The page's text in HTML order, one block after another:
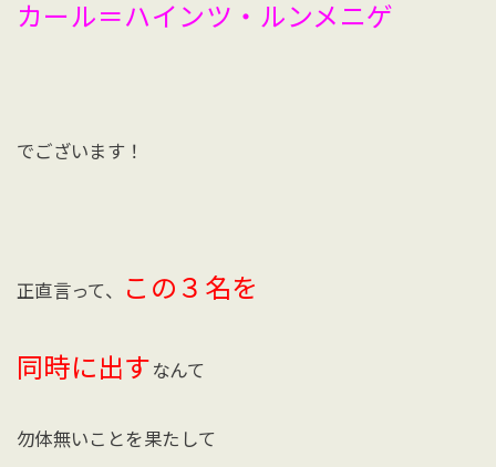
カール＝ハインツ・ルンメニゲ
でございます！
正直言って、 この３名を
同時に出す なんて
勿体無いことを果たして